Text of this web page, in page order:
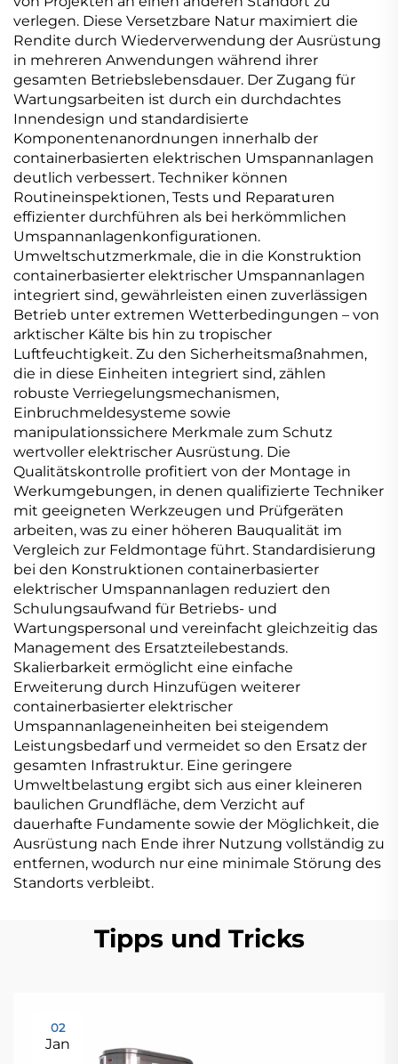
verlegen. Diese Versetzbare Natur maximiert die
Rendite durch Wiederverwendung der Ausrüstung
in mehreren Anwendungen während ihrer
gesamten Betriebslebensdauer. Der Zugang für
Wartungsarbeiten ist durch ein durchdachtes
Innendesign und standardisierte
Komponentenanordnungen innerhalb der
containerbasierten elektrischen Umspannanlagen
deutlich verbessert. Techniker können
Routineinspektionen, Tests und Reparaturen
effizienter durchführen als bei herkömmlichen
Umspannanlagenkonfigurationen.
Umweltschutzmerkmale, die in die Konstruktion
containerbasierter elektrischer Umspannanlagen
integriert sind, gewährleisten einen zuverlässigen
Betrieb unter extremen Wetterbedingungen – von
arktischer Kälte bis hin zu tropischer
Luftfeuchtigkeit. Zu den Sicherheitsmaßnahmen,
die in diese Einheiten integriert sind, zählen
robuste Verriegelungsmechanismen,
Einbruchmeldesysteme sowie
manipulationssichere Merkmale zum Schutz
wertvoller elektrischer Ausrüstung. Die
Qualitätskontrolle profitiert von der Montage in
Werkumgebungen, in denen qualifizierte Techniker
mit geeigneten Werkzeugen und Prüfgeräten
arbeiten, was zu einer höheren Bauqualität im
Vergleich zur Feldmontage führt. Standardisierung
bei den Konstruktionen containerbasierter
elektrischer Umspannanlagen reduziert den
Schulungsaufwand für Betriebs- und
Wartungspersonal und vereinfacht gleichzeitig das
Management des Ersatzteilebestands.
Skalierbarkeit ermöglicht eine einfache
Erweiterung durch Hinzufügen weiterer
containerbasierter elektrischer
Umspannanlageneinheiten bei steigendem
Leistungsbedarf und vermeidet so den Ersatz der
gesamten Infrastruktur. Eine geringere
Umweltbelastung ergibt sich aus einer kleineren
baulichen Grundfläche, dem Verzicht auf
dauerhafte Fundamente sowie der Möglichkeit, die
Ausrüstung nach Ende ihrer Nutzung vollständig zu
entfernen, wodurch nur eine minimale Störung des
Standorts verbleibt.
Tipps und Tricks
02
Jan